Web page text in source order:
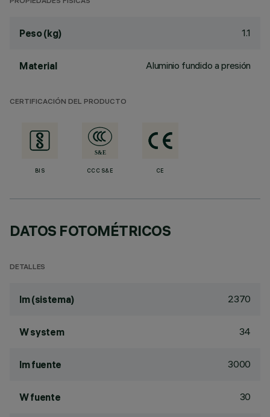
Peso (kg) 1.1
Material Aluminio fundido a presión
CERTIFICACIÓN DEL PRODUCTO
BIS CCC S&E CE
DATOS FOTOMÉTRICOS
DETALLES
lm (sistema) 2370
W system 34
lm fuente 3000
W fuente 30